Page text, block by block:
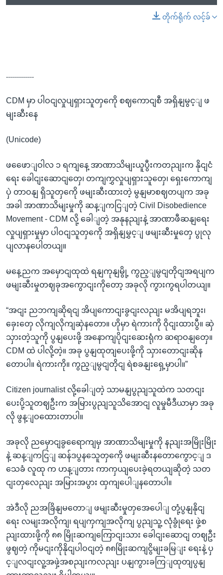
တိုက်ရိုက် လင့်ခ်
..............
CDM မှာ ပါဝငျလှုပျရှားသူတှကေို စဈကောငျစီ အရှိနျမွင့ျ ဖ
မျးဆီးနေ
(Unicode)
ဖဖေောျဝါလ ၁ ရကျနေ့ အာဏာသိမျးယူပွီးကတညျးက နိုငျငံ
ရေး ခေါငျးဆောငျတှေ၊ တကျကွှလှုပျရှားသူတှေ၊ ရှေးကောကျ
ပှဲ တာဝနျ ရှိသူတှကေို ဖမျးဆီးထားတဲ့ မွနျမာစဈတပျက အခု
အခါ အာဏာသိမျးမှုကို ဆန့ျကငြျတဲ့ Civil Disobedience
Movement - CDM လို့ ခေါျတဲ့ အနုနညျးနဲ့ အာဏာဖီဆနျရေး
လှုပျရှားမှုမှာ ပါဝငျသူတှကေို အရှိနျမွှင့ျ ဖမျးဆီးမှုတှေ ပွုလု
ပျလာနပေါတယျ။
မနေ့ညက အမှောငျထုထဲ ရနျကုနျမွို့ ကွည့ျမွငျတိုငျအရပျက
ဖမျးဆီးမှုတဈခုအကွောငျးကိုတော့ အခုလို ကွားကွရပါတယျ။
“အငျး ညဘကျဆိုရငျ အိပျကောငျးခွငျးလညျး မအိပျရဘူး၊
ခှေးတှေ လိုကျလိုကျဆှဲနတော။ ဟိုမှာ ရဲကားကို ဝိုငျးထားပွီ။ ဆှဲ
သှားတဲ့သူကို ပွနျပေးဖို့ အနောကျပိုငျးဆေးရုံက ဆရာဝနျတှေ။
CDM ထဲ ပါလို့တဲ့။ အခု ပွနျထုတျပေးဖို့ကို သှားတောငျးဆိုန
တောပါ။ ရဲကားကို။ ကွည့ျမွငျတိုငျ ရဲစခနျးရှေ့မှာပါ။”
Citizen journalist လို့ခေါျတဲ့ သာမနျပွညျသူထဲက သတငျး
ပေးပို့သူတဈဦးက အမြားပွညျသူသိအောငျ လူမှုမီဒီယာမှာ အခု
လို ဖွန့ျဝထေားတာပါ။
အခုလို ညမှောငျခွရေောကျမှ အာဏာသိမျးမှုကို နညျးအမြိုးမြိုး
နဲ့ ဆန့ျကငြျ ဆန်ဒပွနသေူတှကေို ဖမျးဆီးနတောကွောင့ျ ဒ
သေခံ လူထု က ဟန့ျတား ကာကှယျပေးခဲ့ရတယျဆိုတဲ့ သတ
ငျးတှလေညျး အမြားအပွား ထှကျပေါျနတောပါ။
အဲဒီလို ညအခြိနျမတောျ ဖမျးဆီးမှုတှအေပေါျ တုံ့ပွနျနိုငျ
ရေး လမျးအလိုကျ၊ ရပျကှကျအလိုကျ ပွညျသူ့ လုံခွုံရေး ဖှဲ့စ
ညျးထားဖို့ကို ၈၈ မြိုးဆကျကြောငျးသား ခေါငျးဆောငျ တဈဦး
ဖွဈတဲ့ ကိုမငျးကိုနိုငျပါဝငျတဲ့ ၈၈မြိုးဆကျငွိမျးခမြျး ရေးနဲ့ ပှ
င့ျလငျးလူ့အဖှဲ့အစညျးကလညျး ပနျကွားခကြျထုတျပွနျ